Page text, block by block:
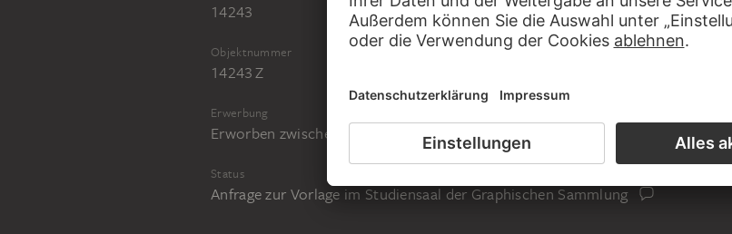
14243
Objektnummer
14243 Z
Erwerbung
Erworben zwischen 1911 und 1919 aus dem Nachlass Otto Donner von Richter
Status
Anfrage zur Vorlage im Studiensaal der Graphischen Sammlung